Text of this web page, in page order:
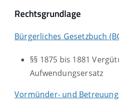
Rechtsgrundlage
Bürgerliches Gesetzbuch
§§ 1875 bis 1881
Aufwendungsersatz
Vormünder- und